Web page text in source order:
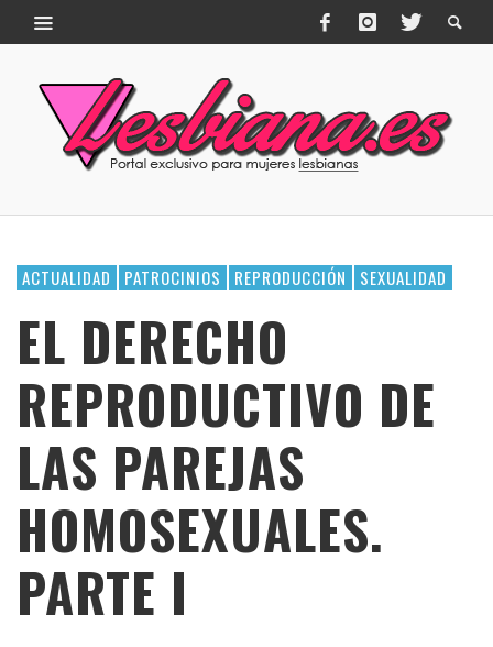
ACTUALIDAD PATROCINIOS REPRODUCCIÓN SEXUALIDAD
EL DERECHO
REPRODUCTIVO DE
LAS PAREJAS
HOMOSEXUALES.
PARTE I